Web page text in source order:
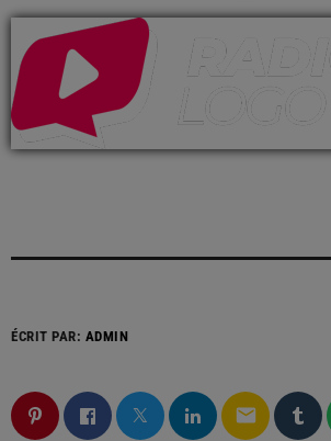
ÉCRIT PAR: ADMIN
email